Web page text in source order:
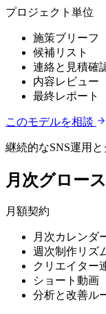
プロジェクト単位
施策ブリーフ
候補リスト
連絡と見積確
内容レビュー
最終レポート
このモデルを相談
継続的なSNS運用
月次グロー
月額契約
月次カレンダ
週次制作リズ
クリエイター
ショート動画
分析と改善ル